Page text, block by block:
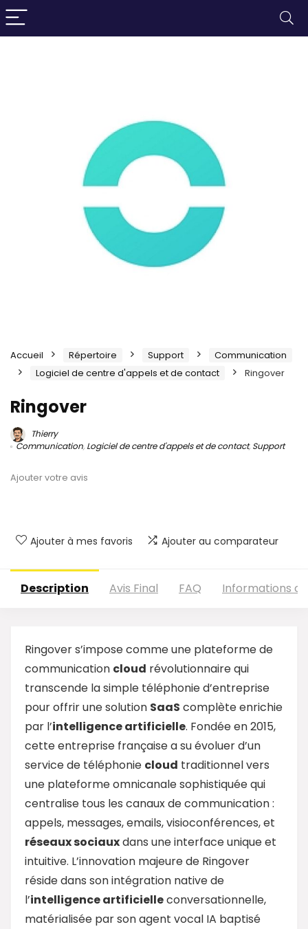
Accueil Répertoire Support
Communication
Logiciel de centre d'appels et de contact
Ringover
Ringover
Thierry
Communication, Logiciel de centre d'appels et de contact, Support
Ajouter votre avis
Ajouter à mes favoris Ajouter au comparateur
Description Avis Final FAQ Informations
Ringover s’impose comme une plateforme de
communication cloud révolutionnaire qui
transcende la simple téléphonie d’entreprise
pour offrir une solution SaaS complète enrichie
par l’intelligence artificielle. Fondée en 2015,
cette entreprise française a su évoluer d’un
service de téléphonie cloud traditionnel vers
une plateforme omnicanale sophistiquée qui
centralise tous les canaux de communication :
appels, messages, emails, visioconférences, et
réseaux sociauxdans une interface unique et
intuitive. L’innovation majeure de Ringover
réside dans son intégration native de
l’intelligence artificielleconversationnelle,
matérialisée par son agent vocal IA baptisé